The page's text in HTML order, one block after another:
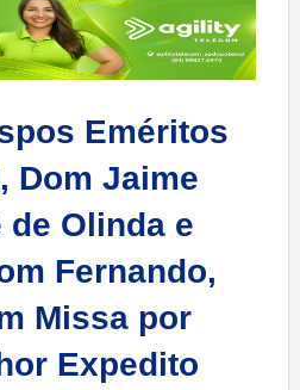
Eméritos
Dom Jaime
de Olinda e
Fernando,
Missa por
Expedito